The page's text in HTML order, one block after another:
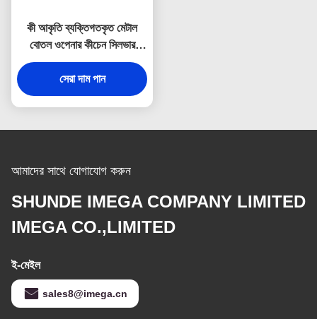
কী আকৃতি ব্যক্তিগতকৃত মেটাল
বোতল ওপেনার কীচেন সিলভার
ভিনটেজ
সেরা দাম পান
আমাদের সাথে যোগাযোগ করুন
SHUNDE IMEGA COMPANY LIMITED
IMEGA CO.,LIMITED
ই-মেইল
sales8@imega.cn